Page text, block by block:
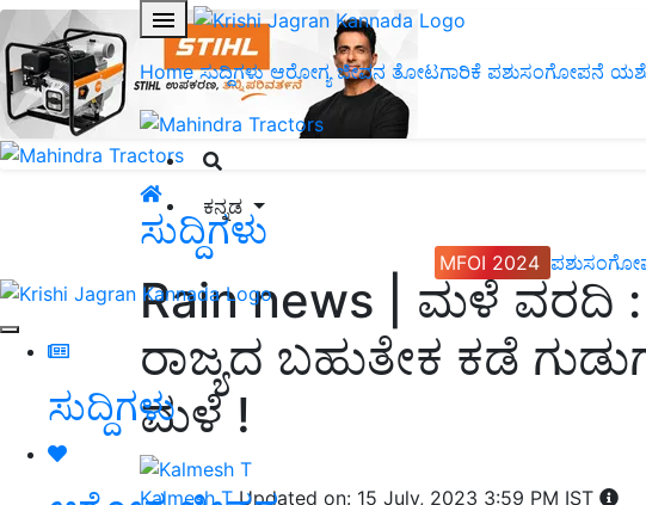
Home ಸುದ್ದಿಗಳು ಆರೋಗ್ಯ ಜೀವನ ತೋಟಗಾರಿಕೆ ಪಶುಸಂಗೋಪನೆ
ಕನ್ನಡ
MFOI 2024
ಸುದ್ದಿಗಳು
ಸುದ್ದಿಗಳು
Rain news | ಮಳೆ ವರದಿ
ರಾಜ್ಯದ ಬಹುತೇಕ ಕಡೆ
ಮಳೆ !
Kalmesh TUpdated on: 15 July, 2023 3:59 PM IST